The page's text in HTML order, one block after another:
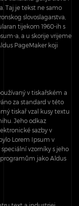
Taj je tekst ne samo
slovoslagarstva,
tijekom 1960-ih s
a, a u skorije vrijeme
PageMaker koji
v tiskařském a
za standard v této
tiskař vzal kusy textu
Jeho odkaz
sazby v
Lorem Ipsum v
vzorníky s jeho
jako Aldus